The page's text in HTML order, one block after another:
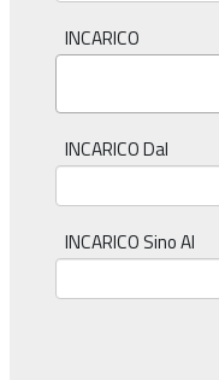
INCARICO
INCARICO Dal
INCARICO Sino Al